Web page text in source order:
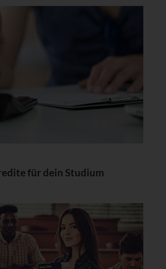
für dein Studium